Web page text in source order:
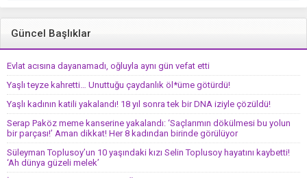
Güncel Başlıklar
Evlat acısına dayanamadı, oğluyla aynı gün vefat etti
Yaşlı teyze kahretti… Unuttuğu çaydanlık öl*üme götürdü!
Yaşlı kadının katili yakalandı! 18 yıl sonra tek bir DNA iziyle çözüldü!
Serap Paköz meme kanserine yakalandı: ‘Saçlarımın dökülmesi bu yolun
bir parçası!’ Aman dikkat! Her 8 kadından birinde görülüyor
Süleyman Toplusoy’un 10 yaşındaki kızı Selin Toplusoy hayatını kaybetti!
‘Ah dünya güzeli melek’